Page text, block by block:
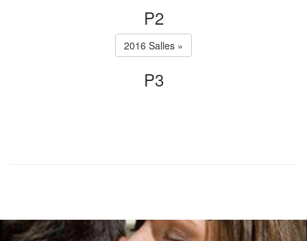
P2
2016 Salles »
P3